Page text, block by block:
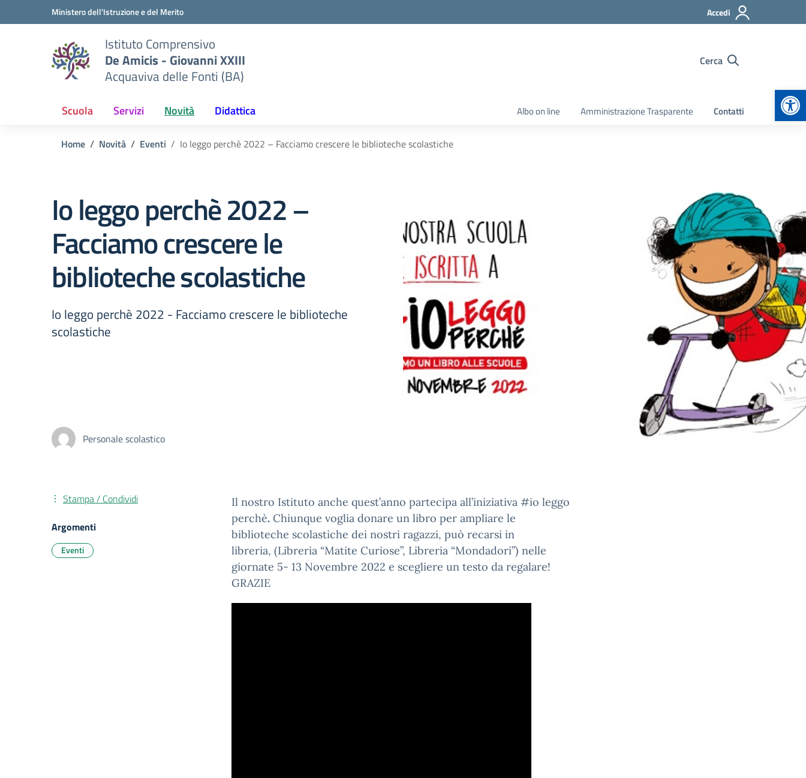
Vai ai contenuti
Vai al menu di navigazioneMinistero dell'Istruzione e del Merito Accedi
Istituto Comprensivo
De Amicis - Giovanni XXIII
Acquaviva delle Fonti (BA)
Cerca
Scuola Servizi Novità Didattica Albo on line Amministrazione Trasparente Contatti
Home Novità Eventi Io leggo perchè 2022 – Facciamo crescere le biblioteche scolastiche
Io leggo perchè 2022 –
Facciamo crescere le
biblioteche scolastiche
Io leggo perchè 2022 - Facciamo crescere le biblioteche
scolastiche
Personale scolastico
Il nostro Istituto anche quest’anno partecipa all’iniziativa #io leggo
perchè. Chiunque voglia donare un libro per ampliare le
biblioteche scolastiche dei nostri ragazzi, può recarsi in
libreria, (Libreria “Matite Curiose”, Libreria “Mondadori”) nelle
giornate 5- 13 Novembre 2022 e scegliere un testo da regalare!
GRAZIE
Stampa / Condividi
Argomenti
Eventi